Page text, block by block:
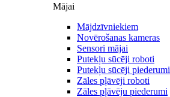
Mājai
Mājdzīvniekiem
Novērošanas kameras
Sensori mājai
Putekļu sūcēji roboti
Putekļu sūcēji piederumi
Zāles pļāvēji roboti
Zāles pļāvēju piederumi